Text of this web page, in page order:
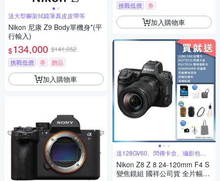
送大型腳架拭鏡筆真皮皮帶等
Nikon 尼康 Z9 Body單機身*(平
行輸入)
$134,000 $141,052
挑戰低價
券 贈品
加入購物車
挑戰低價
券
加入購物車
送128GV60、閃傳卡盒、攝影包等
好禮
Nikon Z8 Z 8 24-120mm F4 S
變焦鏡組 國祥公司貨 全片幅無